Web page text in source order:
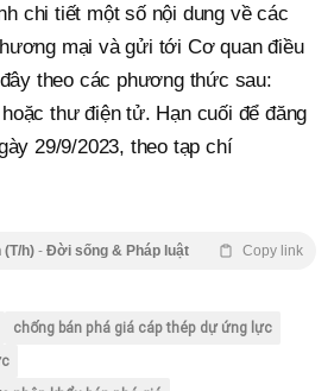
chi tiết một số nội dung về các
mại và gửi tới Cơ quan điều
theo các phương thức sau:
thư điện tử. Hạn cuối để đăng
29/9/2023, theo tạp chí
(T/h) - Đời sống & Pháp luật Copy link
chống bán phá giá cáp thép dự ứng lực